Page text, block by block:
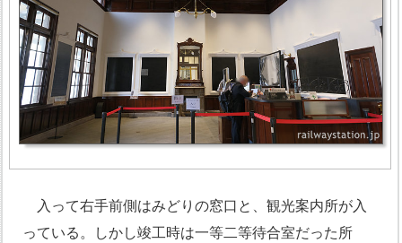
入って右手前側はみどりの窓口と、観光案内所が入
っている。しかし竣工時は一等二等待合室だった所